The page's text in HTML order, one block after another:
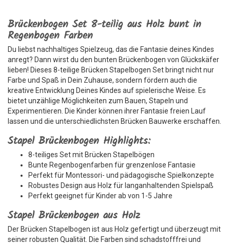
Brückenbogen Set 8-teilig aus Holz bunt in
Regenbogen Farben
Du liebst nachhaltiges Spielzeug, das die Fantasie deines Kindes
anregt? Dann wirst du den bunten Brückenbogen von Glückskäfer
lieben! Dieses 8-teilige Brücken Stapelbogen Set bringt nicht nur
Farbe und Spaß in Dein Zuhause, sondern fördern auch die
kreative Entwicklung Deines Kindes auf spielerische Weise. Es
bietet unzählige Möglichkeiten zum Bauen, Stapeln und
Experimentieren. Die Kinder können ihrer Fantasie freien Lauf
lassen und die unterschiedlichsten Brücken Bauwerke erschaffen.
Stapel Brückenbogen Highlights:
8-teiliges Set mit Brücken Stapelbögen
Bunte Regenbogenfarben für grenzenlose Fantasie
Perfekt für Montessori- und pädagogische Spielkonzepte
Robustes Design aus Holz für langanhaltenden Spielspaß
Perfekt geeignet für Kinder ab von 1-5 Jahre
Stapel Brückenbogen aus Holz
Der Brücken Stapelbogen ist aus Holz gefertigt und überzeugt mit
seiner robusten Qualität. Die Farben sind schadstofffrei und